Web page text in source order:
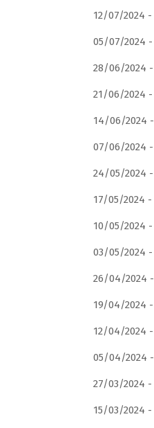
12/07/2024 -
05/07/2024 -
28/06/2024 -
21/06/2024 -
14/06/2024 -
07/06/2024 -
24/05/2024 -
17/05/2024 -
10/05/2024 -
03/05/2024 -
26/04/2024 -
19/04/2024 -
12/04/2024 -
05/04/2024 -
27/03/2024 -
15/03/2024 -